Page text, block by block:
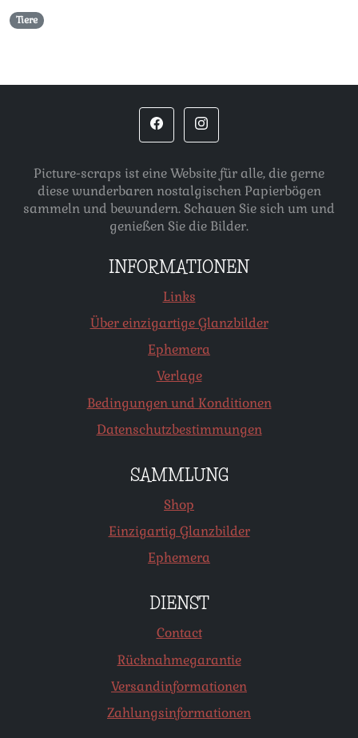
Tiere
Picture-scraps ist eine Website für alle, die gerne
diese wunderbaren nostalgischen Papierbögen
sammeln und bewundern. Schauen Sie sich um und
genießen Sie die Bilder.
INFORMATIONEN
Links
Über einzigartige Glanzbilder
Ephemera
Verlage
Bedingungen und Konditionen
Datenschutzbestimmungen
SAMMLUNG
Shop
Einzigartig Glanzbilder
Ephemera
DIENST
Contact
Rücknahmegarantie
Versandinformationen
Zahlungsinformationen